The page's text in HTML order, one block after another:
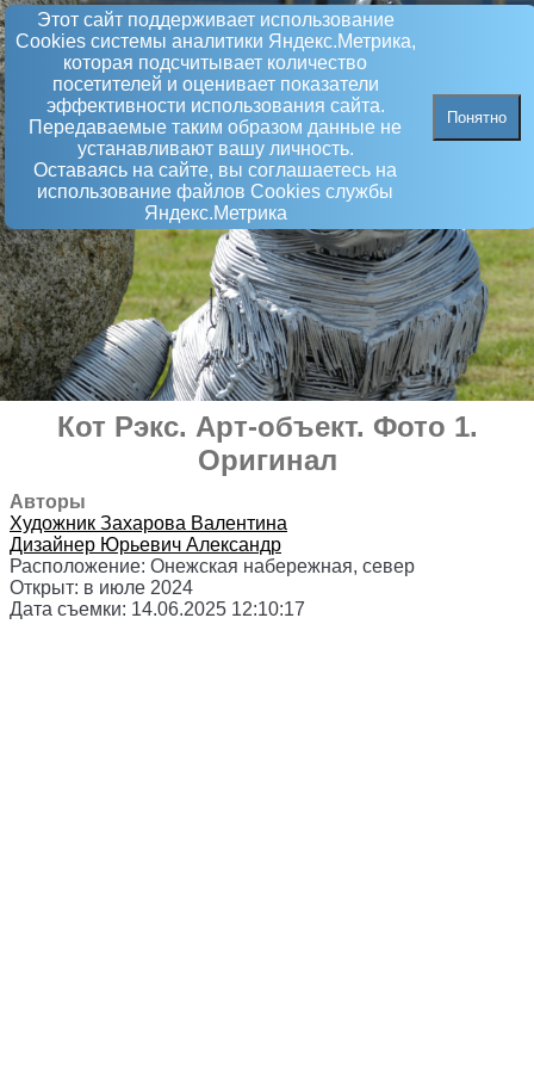
Этот сайт поддерживает использование
Сookies системы аналитики Яндекс.Метрика,
которая подсчитывает количество
посетителей и оценивает показатели
эффективности использования сайта.
Передаваемые таким образом данные не
устанавливают вашу личность.
Оставаясь на сайте, вы соглашаетесь на
использование файлов Сookies службы
Яндекс.Метрика
Понятно
Кот Рэкс. Арт-объект. Фото 1.
Оригинал
Авторы
Художник Захарова Валентина
Дизайнер Юрьевич Александр
Расположение: Онежская набережная, север
Открыт: в июле 2024
Дата съемки: 14.06.2025 12:10:17